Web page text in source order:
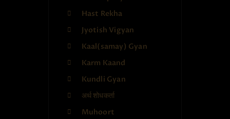
Hast Rekha
Jyotish Vigyan
Kaal(samay) Gyan
Karm Kaand
Kundli Gyan
अर्थ शोधकर्ता
Muhoort